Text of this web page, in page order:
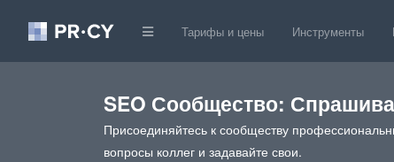
Тарифы и цены Инструменты
SEO Сообщество:
Присоединяйтесь к сообществу
вопросы коллег и задавайте свои.